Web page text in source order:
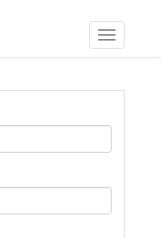
Toggle